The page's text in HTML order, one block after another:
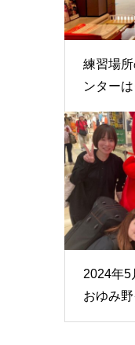
練習場
ンター
2024年
おゆみ